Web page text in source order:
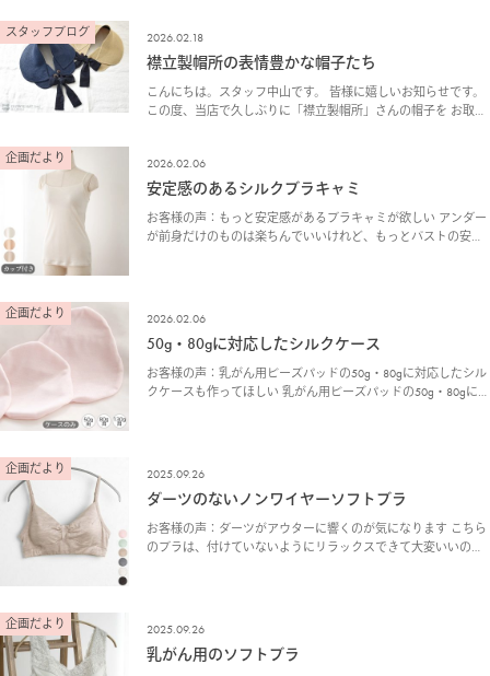
スタッフブログ 2026.02.18
襟立製帽所の表情豊かな帽子たち
こんにちは。スタッフ中山です。 皆様に嬉しいお知らせです。
この度、当店で久しぶりに「襟立製帽所」さんの帽子を お取り
企画だより 2026.02.06
安定感のあるシルクブラキャミ
お客様の声：もっと安定感があるブラキャミが欲しい アンダー
が前身だけのものは楽ちんでいいけれど、もっとバストの安定
企画だより 2026.02.06
50g・80gに対応したシルクケース
お客様の声：乳がん用ビーズパッドの50g・80gに対応したシル
クケースも作ってほしい 乳がん用ビーズパッドの50g・80gに対
企画だより 2025.09.26
ダーツのないノンワイヤーソフトブラ
お客様の声：ダーツがアウターに響くのが気になります こちら
のブラは、付けていないようにリラックスできて大変いいので
企画だより 2025.09.26
乳がん用のソフトブラ